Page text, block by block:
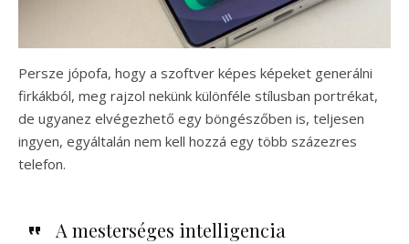
Persze jópofa, hogy a szoftver képes képeket generálni
firkákból, meg rajzol nekünk különféle stílusban portrékat,
de ugyanez elvégezhető egy böngészőben is, teljesen
ingyen, egyáltalán nem kell hozzá egy több százezres
telefon.
A mesterséges intelligencia